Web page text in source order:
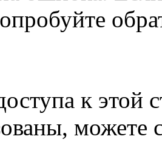
к
можете